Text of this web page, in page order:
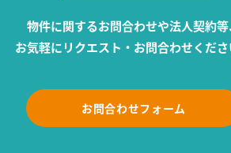
物件に関するお問合わせや法人契約等
お気軽にリクエスト・お問合わせくださ
お問合わせフォーム